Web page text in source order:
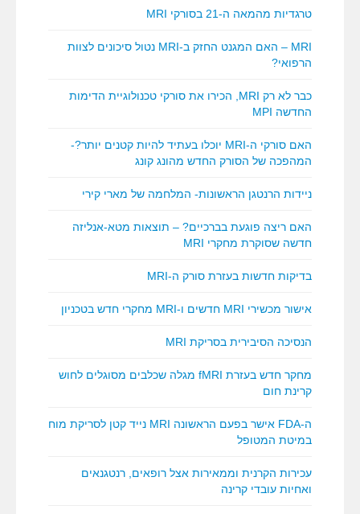
טרגדיות מהמאה ה-21 בסורקי MRI
MRI – האם המגנט החזק ב-MRI נטול סיכונים לצוות
הרפואי?
כבר לא רק MRI, הכירו את סורקי טכנולוגיית הדימות
החדשה MPI
האם סורקי ה-MRI יוכלו בעתיד להיות קטנים יותר?-
המהפכה של הסורק החדש מהונג קונג
ניידות הרנטגן הראשונות- המלחמה של מארי קירי
האם ריצה פוגעת בברכיים? – תוצאות מטא-אנליזה
חדשה שסוקרת מחקרי MRI
בדיקות חדשות בעזרת סורק ה-MRI
אישור מכשירי MRI חדשים ו-MRI מחקרי חדש בטכניון
הנסיכה הסיבירית בסריקת MRI
מחקר חדש בעזרת fMRI מגלה שכלבים מסוגלים לחוש
קרינת חום
ה-FDA אישר בפעם הראשונה MRI נייד קטן לסריקת מוח
במיטת המטופל
עכירות הקרנית וממאירות אצל רופאים, רנטגנאים
ואחיות עובדי קרינה